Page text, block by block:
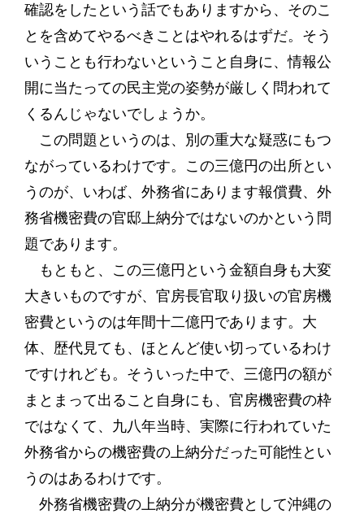
確認をしたという話でもありますから、そのこ
とを含めてやるべきことはやれるはずだ。そう
いうことも行わないということ自身に、情報公
開に当たっての民主党の姿勢が厳しく問われて
くるんじゃないでしょうか。
この問題というのは、別の重大な疑惑にもつ
ながっているわけです。この三億円の出所とい
うのが、いわば、外務省にあります報償費、外
務省機密費の官邸上納分ではないのかという問
題であります。
もともと、この三億円という金額自身も大変
大きいものですが、官房長官取り扱いの官房機
密費というのは年間十二億円であります。大
体、歴代見ても、ほとんど使い切っているわけ
ですけれども。そういった中で、三億円の額が
まとまって出ること自身にも、官房機密費の枠
ではなくて、九八年当時、実際に行われていた
外務省からの機密費の上納分だった可能性とい
うのはあるわけです。
外務省機密費の上納分が機密費として沖縄の